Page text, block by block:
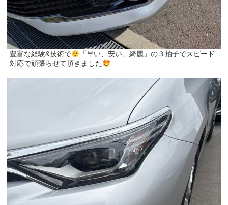
豊富な経験&技術で
「早い、安い、綺麗」の３拍子でスピード
対応で頑張らせて頂きました